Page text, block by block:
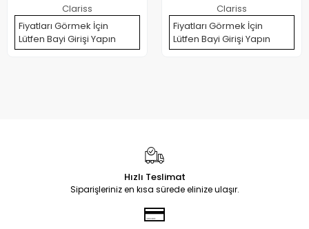
Clariss
Fiyatları Görmek İçin
Lütfen Bayi Girişi Yapın
Clariss
Fiyatları Görmek İçin
Lütfen Bayi Girişi Yapın
Hızlı Teslimat
Siparişleriniz en kısa sürede elinize ulaşır.